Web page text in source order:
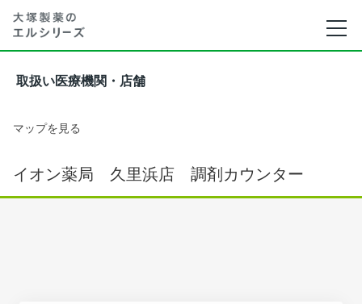
取扱い医療機関・店舗
マップを見る
イオン薬局 久里浜店 調剤カウンター